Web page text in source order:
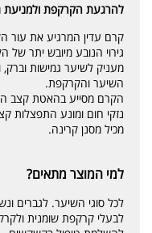
להרגעת הקרקפת ולמניעת
קרם עדין המרגיע את עור
גירוי הנובע מיובש יתר של
מעניק לשיער גמישות וברק,
השיער והקרקפת.
הקרם מסייע בהאטת קצב
נזקי חום ומונע התפצלות
מכיל מסנן קרינה.
למי המוצר מתאים?
לכל סוגי השיער. לגברים
לבעלי קרקפת שומנית